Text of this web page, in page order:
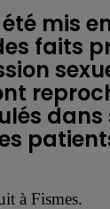
mis
faits
dans
à Fismes.